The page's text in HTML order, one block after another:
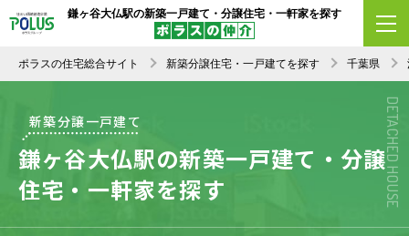
鎌ヶ谷大仏駅の新築一戸建て・分譲住宅・一軒家を探す
ポラスの住宅総合サイト 新築分譲住宅・一戸建てを探す 千葉県
DETACHED HOUSE
新築分譲一戸建て
鎌ヶ谷大仏駅の新築一戸建て・分譲
住宅・一軒家を探す
エリア変更 条件変更 新着順